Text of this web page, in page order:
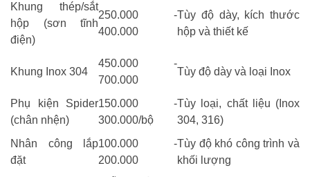
Khung thép/sắt
hộp (sơn tĩnh
điện)
250.000 -
400.000
Tùy độ dày, kích thước
hộp và thiết kế
Khung Inox 304
450.000 -
700.000
Tùy độ dày và loại Inox
Phụ kiện Spider
(chân nhện)
150.000 -
300.000/bộ
Tùy loại, chất liệu (Inox
304, 316)
Nhân công lắp
đặt
100.000 -
200.000
Tùy độ khó công trình và
khối lượng